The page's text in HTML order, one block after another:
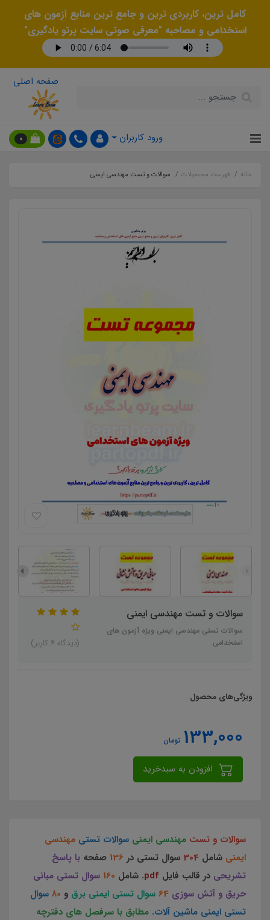
کامل ترین، کاربردی ترین و جامع ترین منابع آزمون های
استخدامی و مصاحبه "معرفی صوتی سایت پرتو یادگیری"
صفحه اصلی
ورود کاربران 0
خانه فهرست محصولات سوالات و تست مهندسی ایمنی
سوالات و تست مهندسی ایمنی
سوالات تستی مهندسی ایمنی ویژه آزمون های
استخدامی
(دیدگاه 4 کاربر)
ویژگی‌های محصول
133,000 تومان
سوالات و تست مهندسی ایمنی سوالات تستی مهندسی
ایمنی شامل 304 سوال تستی در 136 صفحه با پاسخ
تشریحی در قالب فایل pdf. شامل 160 سوال تستی مبانی
حریق و آتش سوزی 64 سوال تستی ایمنی برق و 80 سوال
تستی ایمنی ماشین آلات. مطابق با سرفصل های دفترچه